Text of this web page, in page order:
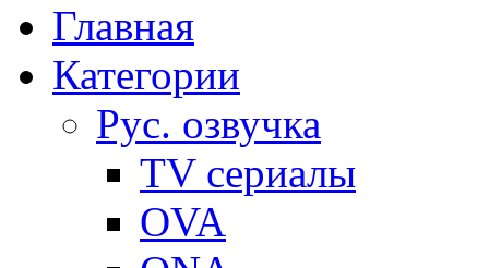
Главная
Категории
Рус. озвучка
TV сериалы
OVA